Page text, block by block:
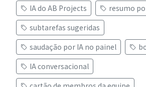
IA do AB Projects
resumo
subtarefas sugeridas
saudação por IA no painel
IA conversacional